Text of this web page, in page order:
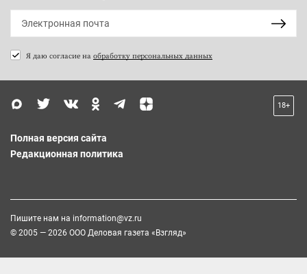
Я даю согласие на обработку персональных данных
18+
Полная версия сайта
Редакционная политика
Пишите нам на information@vz.ru
© 2005 — 2026 ООО Деловая газета «Взгляд»